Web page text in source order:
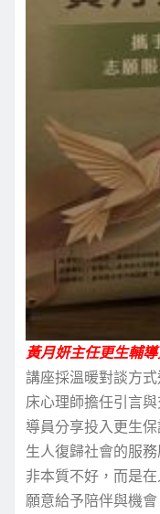
黃月妍主任更生輔
講座採溫暖對談方
床心理師擔任引言
導員分享投入更生
生人復歸社會的服
非本質不好，而是
願意給予陪伴與機